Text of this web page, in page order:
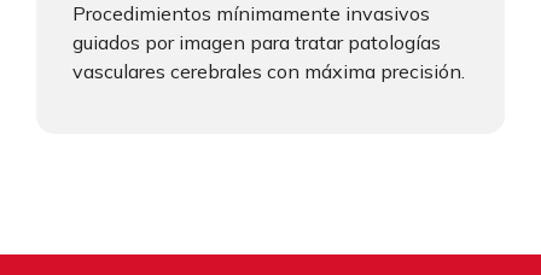
Procedimientos mínimamente invasivos
guiados por imagen para tratar patologías
vasculares cerebrales con máxima precisión.